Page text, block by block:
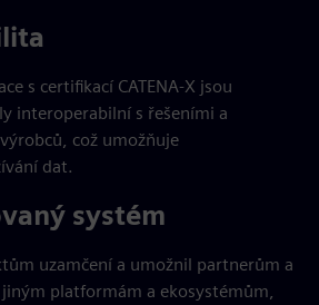
s certifikací CATENA-X jsou
interoperabilní s řešeními a
což umožňuje
dat.
systém
uzamčení a umožnil partnerům a
platformám a ekosystémům,